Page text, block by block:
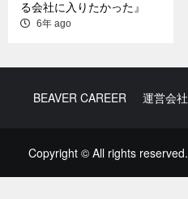
る会社に入りたかった』
6年 ago
BEAVER CAREER 運営会社
Copyright © All rights reserved.